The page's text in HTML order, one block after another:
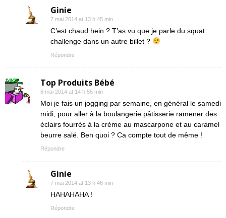
Ginie
7 mai 2014 at 13 h 45 min
C’est chaud hein ? T’as vu que je parle du squat
challenge dans un autre billet ?
Répondre
Top Produits Bébé
6 mai 2014 at 14 h 55 min
Moi je fais un jogging par semaine, en général le samedi
midi, pour aller à la boulangerie pâtisserie ramener des
éclairs fourrés à la crème au mascarpone et au caramel
beurre salé. Ben quoi ? Ca compte tout de même !
Répondre
Ginie
7 mai 2014 at 13 h 46 min
HAHAHAHA !
Répondre